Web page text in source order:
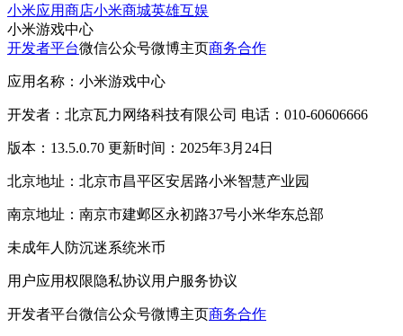
小米应用商店小米商城英雄互娱
小米游戏中心
开发者平台微信公众号微博主页商务合作
应用名称：小米游戏中心
开发者：北京瓦力网络科技有限公司 电话：010-60606666
版本：13.5.0.70 更新时间：2025年3月24日
北京地址：北京市昌平区安居路小米智慧产业园
南京地址：南京市建邺区永初路37号小米华东总部
未成年人防沉迷系统米币
用户应用权限隐私协议用户服务协议
开发者平台微信公众号微博主页商务合作